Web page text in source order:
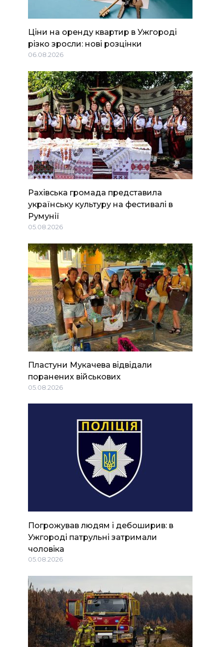
Ціни на оренду квартир в Ужгороді
різко зросли: нові розцінки
06.08.2026
Рахівська громада представила
українську культуру на фестивалі в
Румунії
05.08.2026
Пластуни Мукачева відвідали
поранених військових
05.08.2026
Погрожував людям і дебоширив: в
Ужгороді патрульні затримали
чоловіка
05.08.2026